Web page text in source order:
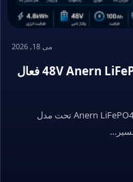
می 18, 2026
سبد ویژه باتری لیتیوم 48V Anern LiFePO4 100Ah فعال
سبد ویژه باتری لیتیوم رک‌مونت Anern LiFePO4 48V 100Ah تحت مدل